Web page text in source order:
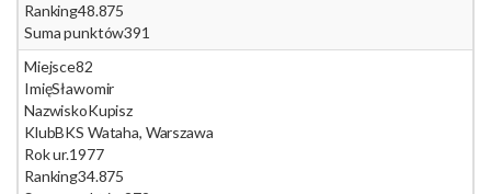
Ranking48.875
Suma punktów391
Miejsce82
ImięSławomir
NazwiskoKupisz
KlubBKS Wataha, Warszawa
Rok ur.1977
Ranking34.875